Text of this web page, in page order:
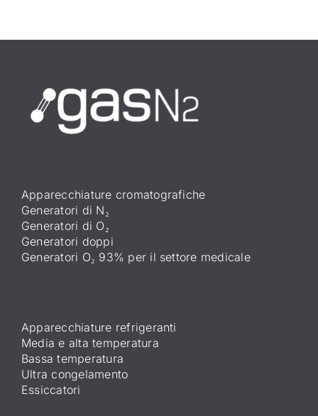
Apparecchiature cromatografiche
Generatori di N₂
Generatori di O₂
Generatori doppi
Generatori O₂ 93% per il settore medicale
Apparecchiature refrigeranti
Media e alta temperatura
Bassa temperatura
Ultra congelamento
Essiccatori